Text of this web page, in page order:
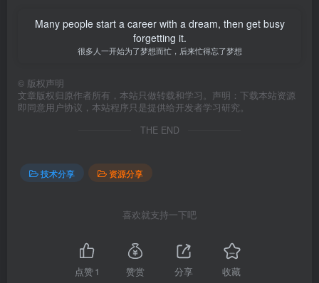
Many people start a career with a dream, then get busy
forgetting it.
很多人一开始为了梦想而忙，后来忙得忘了梦想
© 版权声明
文章版权归原作者所有，本站只做转载和学习。声明：下载本站资源
即同意用户协议，本站程序只是提供给开发者学习研究。
THE END
技术分享 资源分享
喜欢就支持一下吧
点赞1 赞赏 分享 收藏